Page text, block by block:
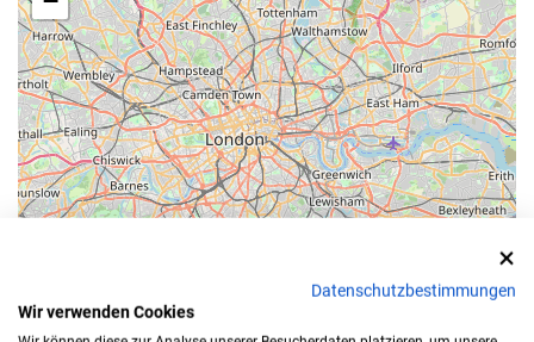
Datenschutzbestimmungen
Wir verwenden Cookies